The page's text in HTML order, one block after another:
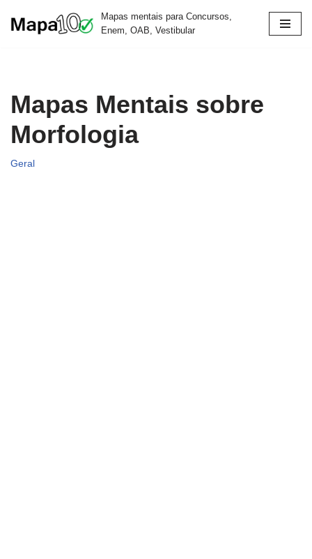
Mapas mentais para Concursos,
Enem, OAB, Vestibular
Mapas Mentais sobre
Morfologia
Geral